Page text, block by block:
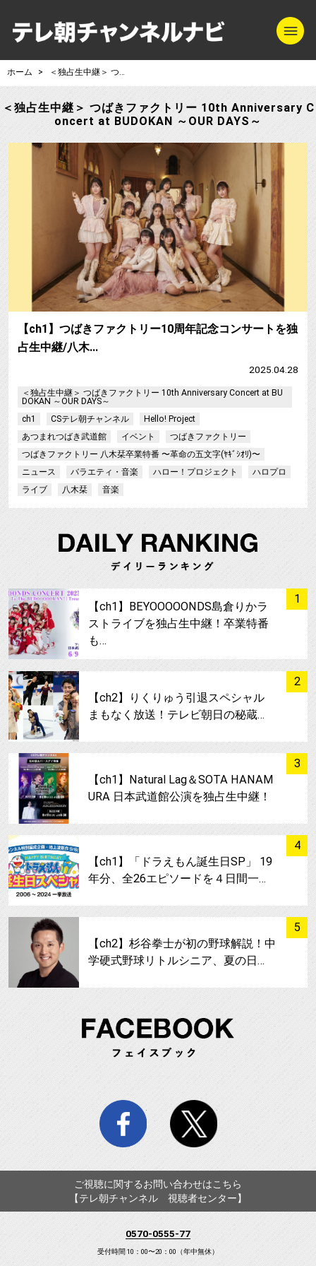
テレ朝チャンネ
ホーム ＜独占生中継＞ つばきファクトリー 10th Anniversary Concert at BUDOKAN ～OUR DAYS～
＜独占生中継＞ つばきファクトリー 10th Anniversary C
oncert at BUDOKAN ～OUR DAYS～
【ch1】つばきファクトリー10周年記念コンサートを独
占生中継/八木…
2025.04.28
＜独占生中継＞ つばきファクトリー 10th Anniversary Concert at BU
DOKAN ～OUR DAYS～
ch1
CSテレ朝チャンネル
Hello! Project
あつまれつばき武道館
イベント
つばきファクトリー
つばきファクトリー 八木栞卒業特番 〜革命の五文字(ﾔｷﾞｼｵﾘ)〜
ニュース
バラエティ・音楽 ハロー！プロジェクト
ハロプロ
ライブ
八木栞 音楽
1
サムネイル
【ch1】BEYOOOOONDS島倉りかラ
ストライブを独占生中継！卒業特番
も…
2
サムネイル
【ch2】りくりゅう引退スペシャル
まもなく放送！テレビ朝日の秘蔵…
3
【ch1】Natural Lag＆SOTA HANAM
URA 日本武道館公演を独占生中継！
4
【ch1】「ドラえもん誕生日SP」 19
年分、全26エピソードを４日間一…
5
【ch2】杉谷拳士が初の野球解説！中
学硬式野球リトルシニア、夏の日…
facebook twitter
ご視聴に関するお問い合わせはこちら
【テレ朝チャンネル 視聴者センター】
0570-0555-77
受付時間 10：00〜20：00（年中無休）